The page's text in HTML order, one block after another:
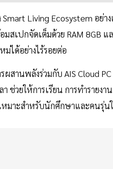
Living Ecosystem อย่า
สเปกจัดเต็มด้วย RAM 8GB
ม่ได้อย่างไร้รอยต่อ
สานพลังร่วมกับ AIS Cloud
ช่วยให้การเรียน การทำราย
เหมาะสำหรับนักศึกษาและคนรุ่